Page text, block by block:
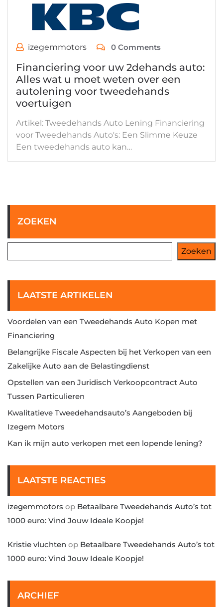
izegemmotors 0 Comments
Financiering voor uw 2dehands auto:
Alles wat u moet weten over een
autolening voor tweedehands
voertuigen
Artikel: Tweedehands Auto Lening Financiering
voor Tweedehands Auto's: Een Slimme Keuze
Een tweedehands auto kan…
ZOEKEN
Zoeken
LAATSTE ARTIKELEN
Voordelen van een Tweedehands Auto Kopen met
Financiering
Belangrijke Fiscale Aspecten bij het Verkopen van een
Zakelijke Auto aan de Belastingdienst
Opstellen van een Juridisch Verkoopcontract Auto
Tussen Particulieren
Kwalitatieve Tweedehandsauto’s Aangeboden bij
Izegem Motors
Kan ik mijn auto verkopen met een lopende lening?
LAATSTE REACTIES
izegemmotors op Betaalbare Tweedehands Auto’s tot
1000 euro: Vind Jouw Ideale Koopje!
Kristie vluchten op Betaalbare Tweedehands Auto’s tot
1000 euro: Vind Jouw Ideale Koopje!
ARCHIEF